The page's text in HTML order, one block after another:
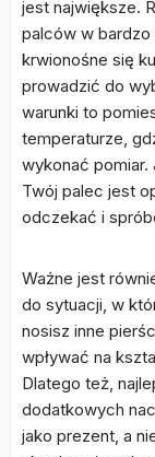
jest największe.
palców w bardzo
krwionośne się
prowadzić do
warunki to
temperaturze,
wykonać
Twój palec jest
odczekać i
Ważne jest
do sytuacji, w
nosisz inne
wpływać na
Dlatego też,
dodatkowych
jako prezent, a